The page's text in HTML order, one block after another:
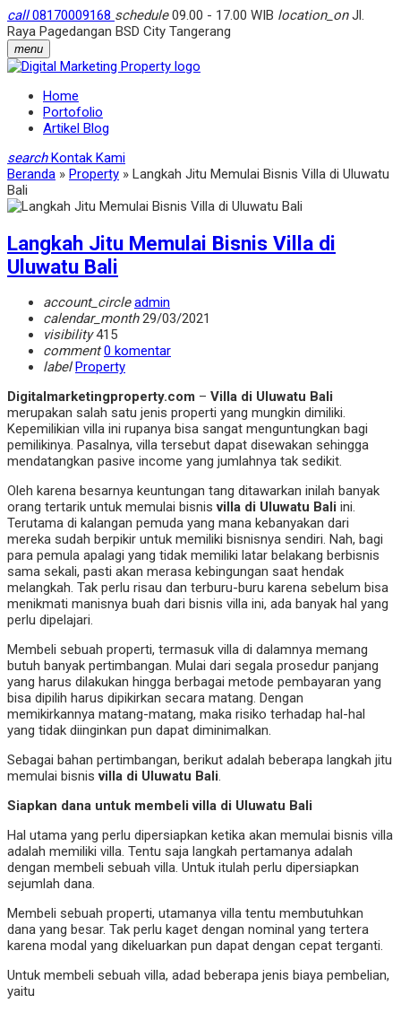
call08170009168 schedule09.00 - 17.00 WIB location_onJl.
Raya Pagedangan BSD City Tangerang
menu
Home
Portofolio
Artikel Blog
search Kontak Kami
Beranda » Property » Langkah Jitu Memulai Bisnis Villa di Uluwatu
Bali
Langkah Jitu Memulai Bisnis Villa di
Uluwatu Bali
account_circle admin
calendar_month29/03/2021
visibility415
comment 0 komentar
label Property
Digitalmarketingproperty.com – Villa di Uluwatu Bali
merupakan salah satu jenis properti yang mungkin dimiliki.
Kepemilikian villa ini rupanya bisa sangat menguntungkan bagi
pemilikinya. Pasalnya, villa tersebut dapat disewakan sehingga
mendatangkan pasive income yang jumlahnya tak sedikit.
Oleh karena besarnya keuntungan tang ditawarkan inilah banyak
orang tertarik untuk memulai bisnisvilla di Uluwatu Bali ini.
Terutama di kalangan pemuda yang mana kebanyakan dari
mereka sudah berpikir untuk memiliki bisnisnya sendiri. Nah, bagi
para pemula apalagi yang tidak memiliki latar belakang berbisnis
sama sekali, pasti akan merasa kebingungan saat hendak
melangkah. Tak perlu risau dan terburu-buru karena sebelum bisa
menikmati manisnya buah dari bisnis villa ini, ada banyak hal yang
perlu dipelajari.
Membeli sebuah properti, termasuk villa di dalamnya memang
butuh banyak pertimbangan. Mulai dari segala prosedur panjang
yang harus dilakukan hingga berbagai metode pembayaran yang
bisa dipilih harus dipikirkan secara matang. Dengan
memikirkannya matang-matang, maka risiko terhadap hal-hal
yang tidak diinginkan pun dapat diminimalkan.
Sebagai bahan pertimbangan, berikut adalah beberapa langkah jitu
memulai bisnisvilla di Uluwatu Bali.
Siapkan dana untuk membeli villa di Uluwatu Bali
Hal utama yang perlu dipersiapkan ketika akan memulai bisnis villa
adalah memiliki villa. Tentu saja langkah pertamanya adalah
dengan membeli sebuah villa. Untuk itulah perlu dipersiapkan
sejumlah dana.
Membeli sebuah properti, utamanya villa tentu membutuhkan
dana yang besar. Tak perlu kaget dengan nominal yang tertera
karena modal yang dikeluarkan pun dapat dengan cepat terganti.
Untuk membeli sebuah villa, adad beberapa jenis biaya pembelian,
yaitu